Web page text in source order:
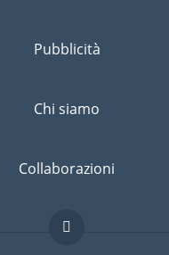
Pubblicità
Chi siamo
Collaborazioni